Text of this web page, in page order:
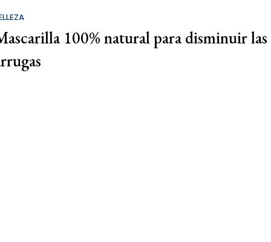
100% natural para disminuir las